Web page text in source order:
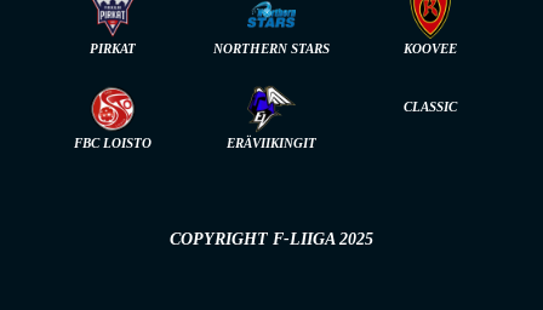
PIRKAT NORTHERN STARS KOOVEE
FBC LOISTO ERÄVIIKINGIT
CLASSIC
COPYRIGHT F-LIIGA 2025